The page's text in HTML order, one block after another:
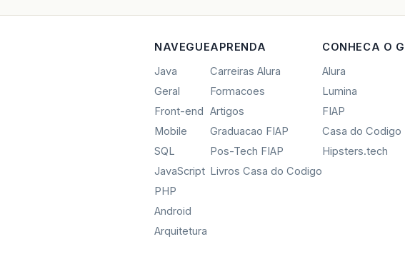
NAVEGUE
Java
Geral
Front-end
Mobile
SQL
JavaScript
PHP
Android
Arquitetura
APRENDA
Carreiras Alura
Formacoes
Artigos
Graduacao FIAP
Pos-Tech FIAP
Livros Casa do Codigo
CONHECA O
Alura
Lumina
FIAP
Casa do Codigo
Hipsters.tech